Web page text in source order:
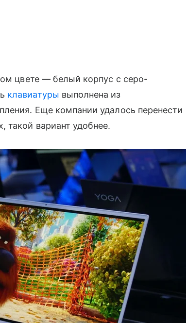
цвете — белый корпус с серо-
клавиатуры выполнена из
Еще компании удалось перенести
такой вариант удобнее.